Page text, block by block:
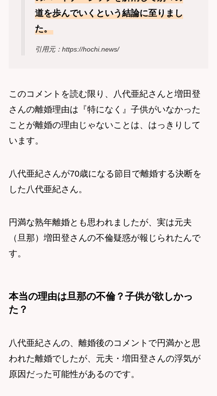
道を歩んでいくという結論に至りまし
た。
引用元：https://hochi.news/
このコメントを読む限り、八代亜紀さんと増田登
さんの離婚理由は『特になく』子供がいなかった
ことが離婚の理由じゃないことは、はっきりして
います。
八代亜紀さんが70歳になる節目で離婚する決断を
した八代亜紀さん。
円満な熟年離婚とも思われましたが、実は元夫
（旦那）増田登さんの不倫疑惑が報じられたんで
す。
本当の理由は旦那の不倫？子供が欲しかっ
た？
八代亜紀さんの、離婚後のコメントで円満かと思
われた離婚でしたが、元夫・増田登さんの浮気が
原因だった可能性があるのです。